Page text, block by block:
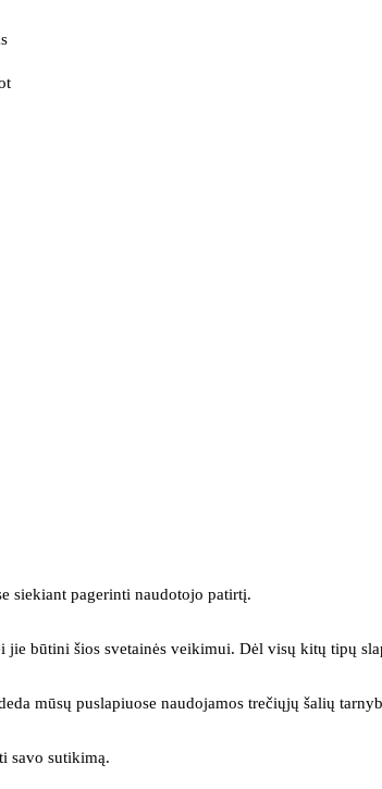
siekiant pagerinti naudotojo patirtį.
būtini šios svetainės veikimui. Dėl visų kitų tipų
mūsų puslapiuose naudojamos trečiųjų šalių
savo sutikimą.